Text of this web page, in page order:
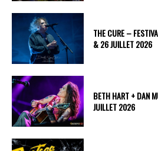
THE CURE –
& 26 JUILLET 2026
BETH HART + DAN
JUILLET 2026